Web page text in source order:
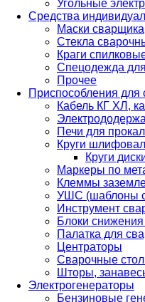
Угольные
Средства
Маски
Стекла
Краги
Спецодежда
Прочее
Приспособления для
Кабель КГ ХЛ,
Печи для
Круги
Круги
Маркеры по
Клеммы
УШС (шаблоны
Инструмент
Блоки снижения
Палатка для
Центраторы
Сварочные
Шторы,
Электрогенераторы
Бензиновые